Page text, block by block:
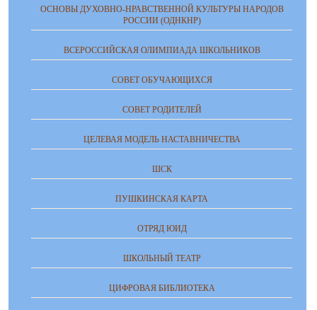
ОСНОВЫ ДУХОВНО-НРАВСТВЕННОЙ КУЛЬТУРЫ НАРОДОВ
РОССИИ (ОДНКНР)
ВСЕРОССИЙСКАЯ ОЛИМПИАДА ШКОЛЬНИКОВ
СОВЕТ ОБУЧАЮЩИХСЯ
СОВЕТ РОДИТЕЛЕЙ
ЦЕЛЕВАЯ МОДЕЛЬ НАСТАВНИЧЕСТВА
ШСК
ПУШКИНСКАЯ КАРТА
ОТРЯД ЮИД
ШКОЛЬНЫЙ ТЕАТР
ЦИФРОВАЯ БИБЛИОТЕКА